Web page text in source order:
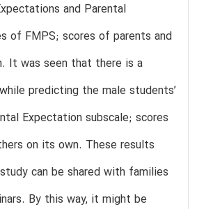
and Parental
of FMPS; scores of parents and
It was seen that there is a
predicting the male students’
Expectation subscale; scores
on its own. These results
can be shared with families
By this way, it might be